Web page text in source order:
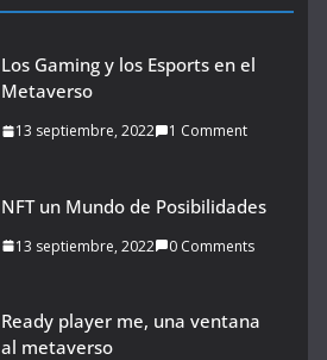
Los Gaming y los Esports en el
Metaverso
13 septiembre, 2022 1 Comment
NFT un Mundo de Posibilidades
13 septiembre, 2022 0 Comments
Ready player me, una ventana
al metaverso